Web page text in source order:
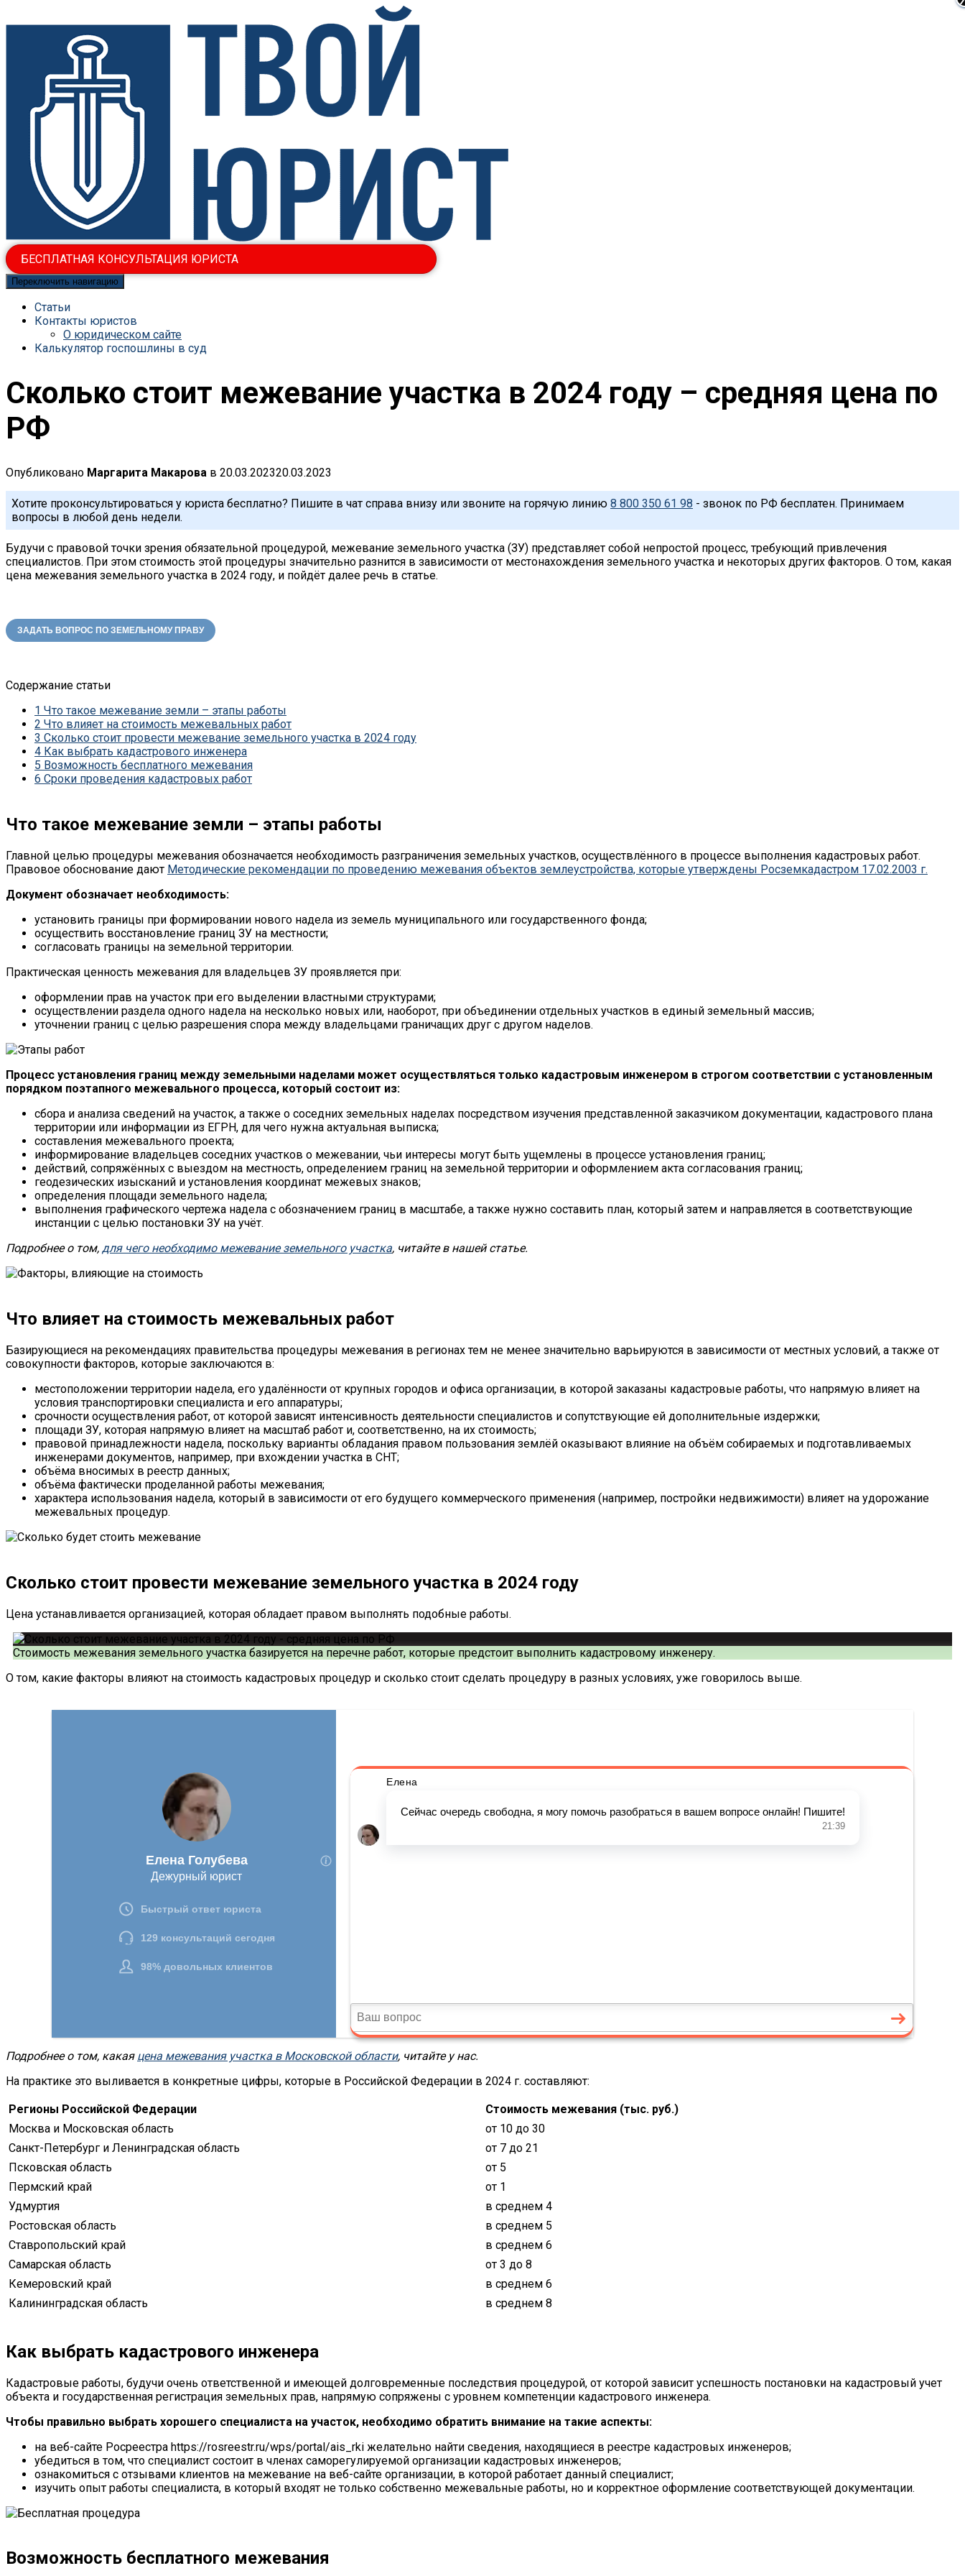
БЕСПЛАТНАЯ КОНСУЛЬТАЦИЯ ЮРИСТА
Переключить навигацию
Статьи
Контакты юристов
О юридическом сайте
Калькулятор госпошлины в суд
Сколько стоит межевание участка в 2024 году – средняя цена по
РФ
Опубликовано Маргарита Макарова в 20.03.202320.03.2023
Хотите проконсультироваться у юриста бесплатно? Пишите в чат справа внизу или звоните на горячую линию 8 800 350 61 98 - звонок по РФ бесплатен. Принимаем
вопросы в любой день недели.
Будучи с правовой точки зрения обязательной процедурой, межевание земельного участка (ЗУ) представляет собой непростой процесс, требующий привлечения
специалистов. При этом стоимость этой процедуры значительно разнится в зависимости от местонахождения земельного участка и некоторых других факторов. О том, какая
цена межевания земельного участка в 2024 году, и пойдёт далее речь в статье.
Содержание статьи
1 Что такое межевание земли – этапы работы
2 Что влияет на стоимость межевальных работ
3 Сколько стоит провести межевание земельного участка в 2024 году
4 Как выбрать кадастрового инженера
5 Возможность бесплатного межевания
6 Сроки проведения кадастровых работ
Что такое межевание земли – этапы работы
Главной целью процедуры межевания обозначается необходимость разграничения земельных участков, осуществлённого в процессе выполнения кадастровых работ.
Правовое обоснование дают Методические рекомендации по проведению межевания объектов землеустройства, которые утверждены Росземкадастром 17.02.2003 г.
Документ обозначает необходимость:
установить границы при формировании нового надела из земель муниципального или государственного фонда;
осуществить восстановление границ ЗУ на местности;
согласовать границы на земельной территории.
Практическая ценность межевания для владельцев ЗУ проявляется при:
оформлении прав на участок при его выделении властными структурами;
осуществлении раздела одного надела на несколько новых или, наоборот, при объединении отдельных участков в единый земельный массив;
уточнении границ с целью разрешения спора между владельцами граничащих друг с другом наделов.
Процесс установления границ между земельными наделами может осуществляться только кадастровым инженером в строгом соответствии с установленным
порядком поэтапного межевального процесса, который состоит из:
сбора и анализа сведений на участок, а также о соседних земельных наделах посредством изучения представленной заказчиком документации, кадастрового плана
территории или информации из ЕГРН, для чего нужна актуальная выписка;
составления межевального проекта;
информирование владельцев соседних участков о межевании, чьи интересы могут быть ущемлены в процессе установления границ;
действий, сопряжённых с выездом на местность, определением границ на земельной территории и оформлением акта согласования границ;
геодезических изысканий и установления координат межевых знаков;
определения площади земельного надела;
выполнения графического чертежа надела с обозначением границ в масштабе, а также нужно составить план, который затем и направляется в соответствующие
инстанции с целью постановки ЗУ на учёт.
Подробнее о том, для чего необходимо межевание земельного участка, читайте в нашей статье.
Что влияет на стоимость межевальных работ
Базирующиеся на рекомендациях правительства процедуры межевания в регионах тем не менее значительно варьируются в зависимости от местных условий, а также от
совокупности факторов, которые заключаются в:
местоположении территории надела, его удалённости от крупных городов и офиса организации, в которой заказаны кадастровые работы, что напрямую влияет на
условия транспортировки специалиста и его аппаратуры;
срочности осуществления работ, от которой зависят интенсивность деятельности специалистов и сопутствующие ей дополнительные издержки;
площади ЗУ, которая напрямую влияет на масштаб работ и, соответственно, на их стоимость;
правовой принадлежности надела, поскольку варианты обладания правом пользования землёй оказывают влияние на объём собираемых и подготавливаемых
инженерами документов, например, при вхождении участка в СНТ;
объёма вносимых в реестр данных;
объёма фактически проделанной работы межевания;
характера использования надела, который в зависимости от его будущего коммерческого применения (например, постройки недвижимости) влияет на удорожание
межевальных процедур.
Сколько стоит провести межевание земельного участка в 2024 году
Цена устанавливается организацией, которая обладает правом выполнять подобные работы.
Стоимость межевания земельного участка базируется на перечне работ, которые предстоит выполнить кадастровому инженеру.
О том, какие факторы влияют на стоимость кадастровых процедур и сколько стоит сделать процедуру в разных условиях, уже говорилось выше.
Подробнее о том, какая цена межевания участка в Московской области, читайте у нас.
На практике это выливается в конкретные цифры, которые в Российской Федерации в 2024 г. составляют:
Регионы Российской Федерации
Стоимость межевания (тыс. руб.)
Москва и Московская область
от 10 до 30
Санкт-Петербург и Ленинградская область
от 7 до 21
Псковская область
от 5
Пермский край
от 1
Удмуртия
в среднем 4
Ростовская область
в среднем 5
Ставропольский край
в среднем 6
Самарская область
от 3 до 8
Кемеровский край
в среднем 6
Калининградская область
в среднем 8
Как выбрать кадастрового инженера
Кадастровые работы, будучи очень ответственной и имеющей долговременные последствия процедурой, от которой зависит успешность постановки на кадастровый учет
объекта и государственная регистрация земельных прав, напрямую сопряжены с уровнем компетенции кадастрового инженера.
Чтобы правильно выбрать хорошего специалиста на участок, необходимо обратить внимание на такие аспекты:
на веб-сайте Росреестра https://rosreestr.ru/wps/portal/ais_rki желательно найти сведения, находящиеся в реестре кадастровых инженеров;
убедиться в том, что специалист состоит в членах саморегулируемой организации кадастровых инженеров;
ознакомиться с отзывами клиентов на межевание на веб-сайте организации, в которой работает данный специалист;
изучить опыт работы специалиста, в который входят не только собственно межевальные работы, но и корректное оформление соответствующей документации.
Возможность бесплатного межевания